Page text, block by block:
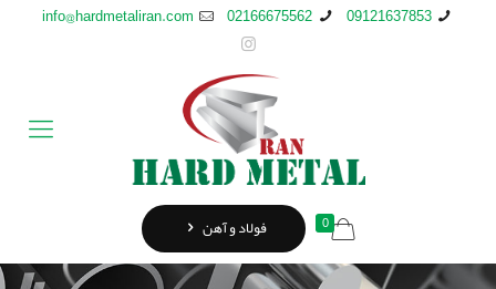
09121637853
02166675562
info@hardmetaliran.com
0 فولاد و آهن